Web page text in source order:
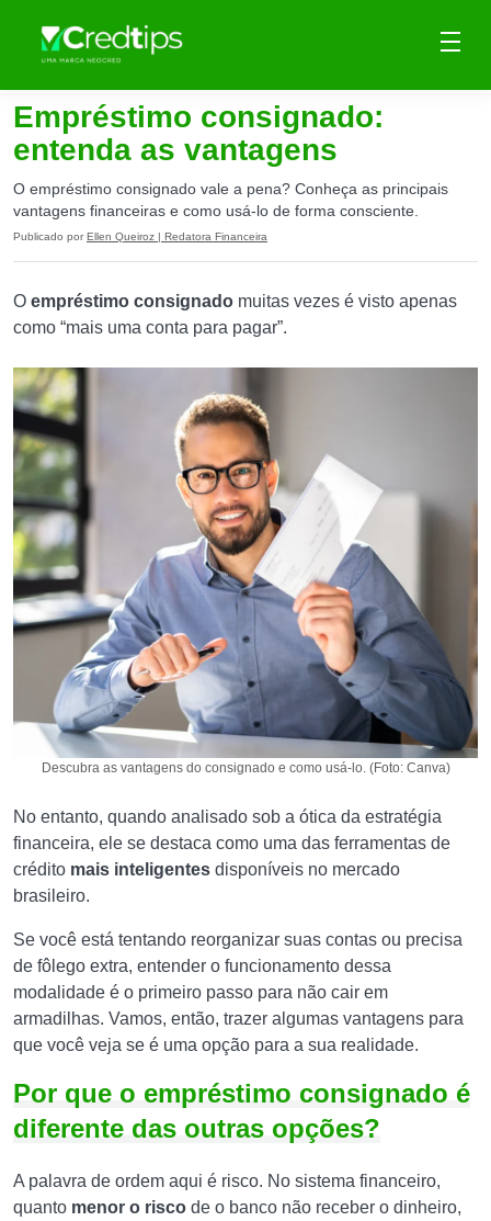
Empréstimo consignado:
entenda as vantagens
O empréstimo consignado vale a pena? Conheça as principais
vantagens financeiras e como usá-lo de forma consciente.
Publicado por Ellen Queiroz | Redatora Financeira
O empréstimo consignado muitas vezes é visto apenas
como “mais uma conta para pagar”.
Descubra as vantagens do consignado e como usá-lo. (Foto: Canva)
No entanto, quando analisado sob a ótica da estratégia
financeira, ele se destaca como uma das ferramentas de
crédito mais inteligentes disponíveis no mercado
brasileiro.
Se você está tentando reorganizar suas contas ou precisa
de fôlego extra, entender o funcionamento dessa
modalidade é o primeiro passo para não cair em
armadilhas. Vamos, então, trazer algumas vantagens para
que você veja se é uma opção para a sua realidade.
Por que o empréstimo consignado é
diferente das outras opções?
A palavra de ordem aqui é risco. No sistema financeiro,
quanto menor o risco de o banco não receber o dinheiro,